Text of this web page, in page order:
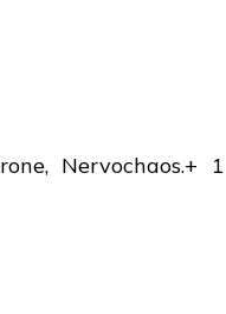
Nervochaos.+ 1